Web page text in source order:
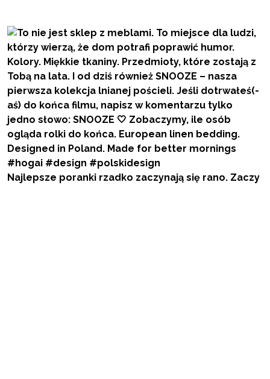
Najlepsze poranki rzadko zaczynają się rano. Zaczy